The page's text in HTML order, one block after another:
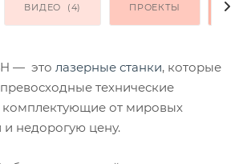
ВИДЕО (4) ПРОЕКТЫ
— это лазерные станки, которые
технические
комплектующие от мировых
и недорогую цену.